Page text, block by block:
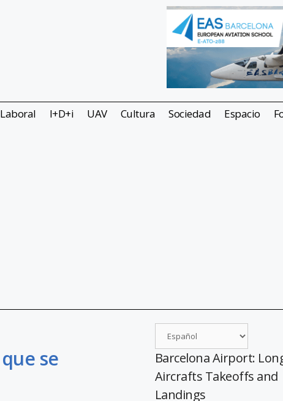
Laboral I+D+i UAV Cultura Sociedad Espacio
se
Barcelona Airport:
Aircrafts Takeoffs and
Landings